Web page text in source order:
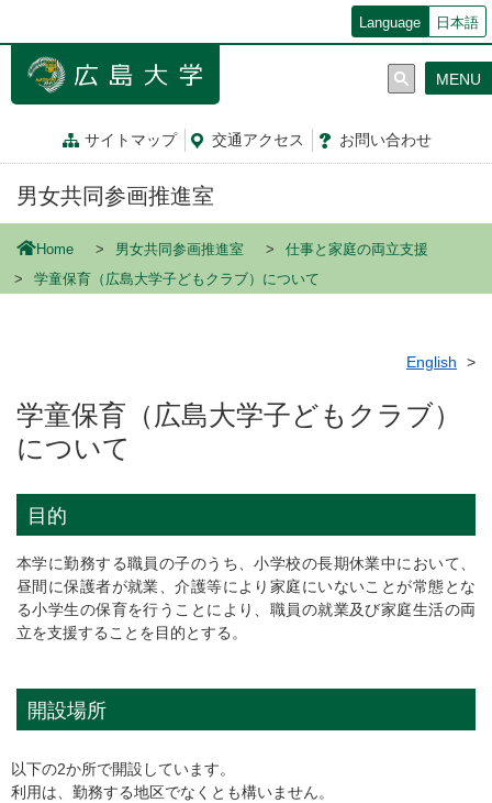
ン
Language 日本語
サイトマップ 交通アクセス お問い合わせ
MENU
男女共同参画推進室
Home 男女共同参画推進室
仕事と家庭の両立支援
学童保育（広島大学子どもクラブ）について
English
学童保育（広島大学子どもクラブ）
について
目的
本学に勤務する職員の子のうち、小学校の長期休業中において、
昼間に保護者が就業、介護等により家庭にいないことが常態とな
る小学生の保育を行うことにより、職員の就業及び家庭生活の両
立を支援することを目的とする。
開設場所
以下の2か所で開設しています。
利用は、勤務する地区でなくとも構いません。